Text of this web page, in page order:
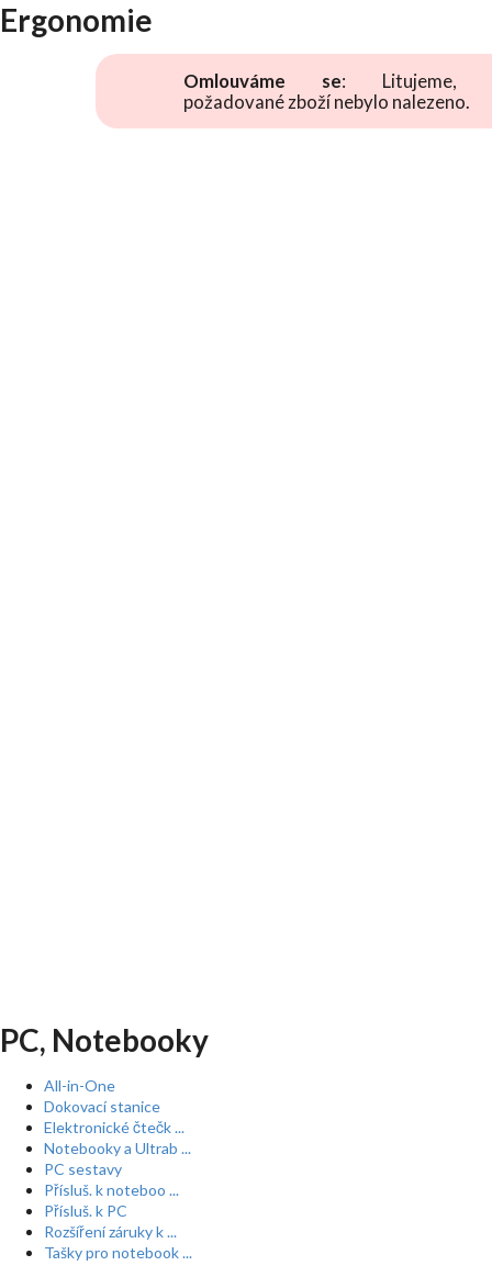
Ergonomie
Omlouváme se: Litujeme,
požadované zboží nebylo nalezeno.
PC, Notebooky
All-in-One
Dokovací stanice
Elektronické čtečk ...
Notebooky a Ultrab ...
PC sestavy
Přísluš. k noteboo ...
Přísluš. k PC
Rozšíření záruky k ...
Tašky pro notebook ...